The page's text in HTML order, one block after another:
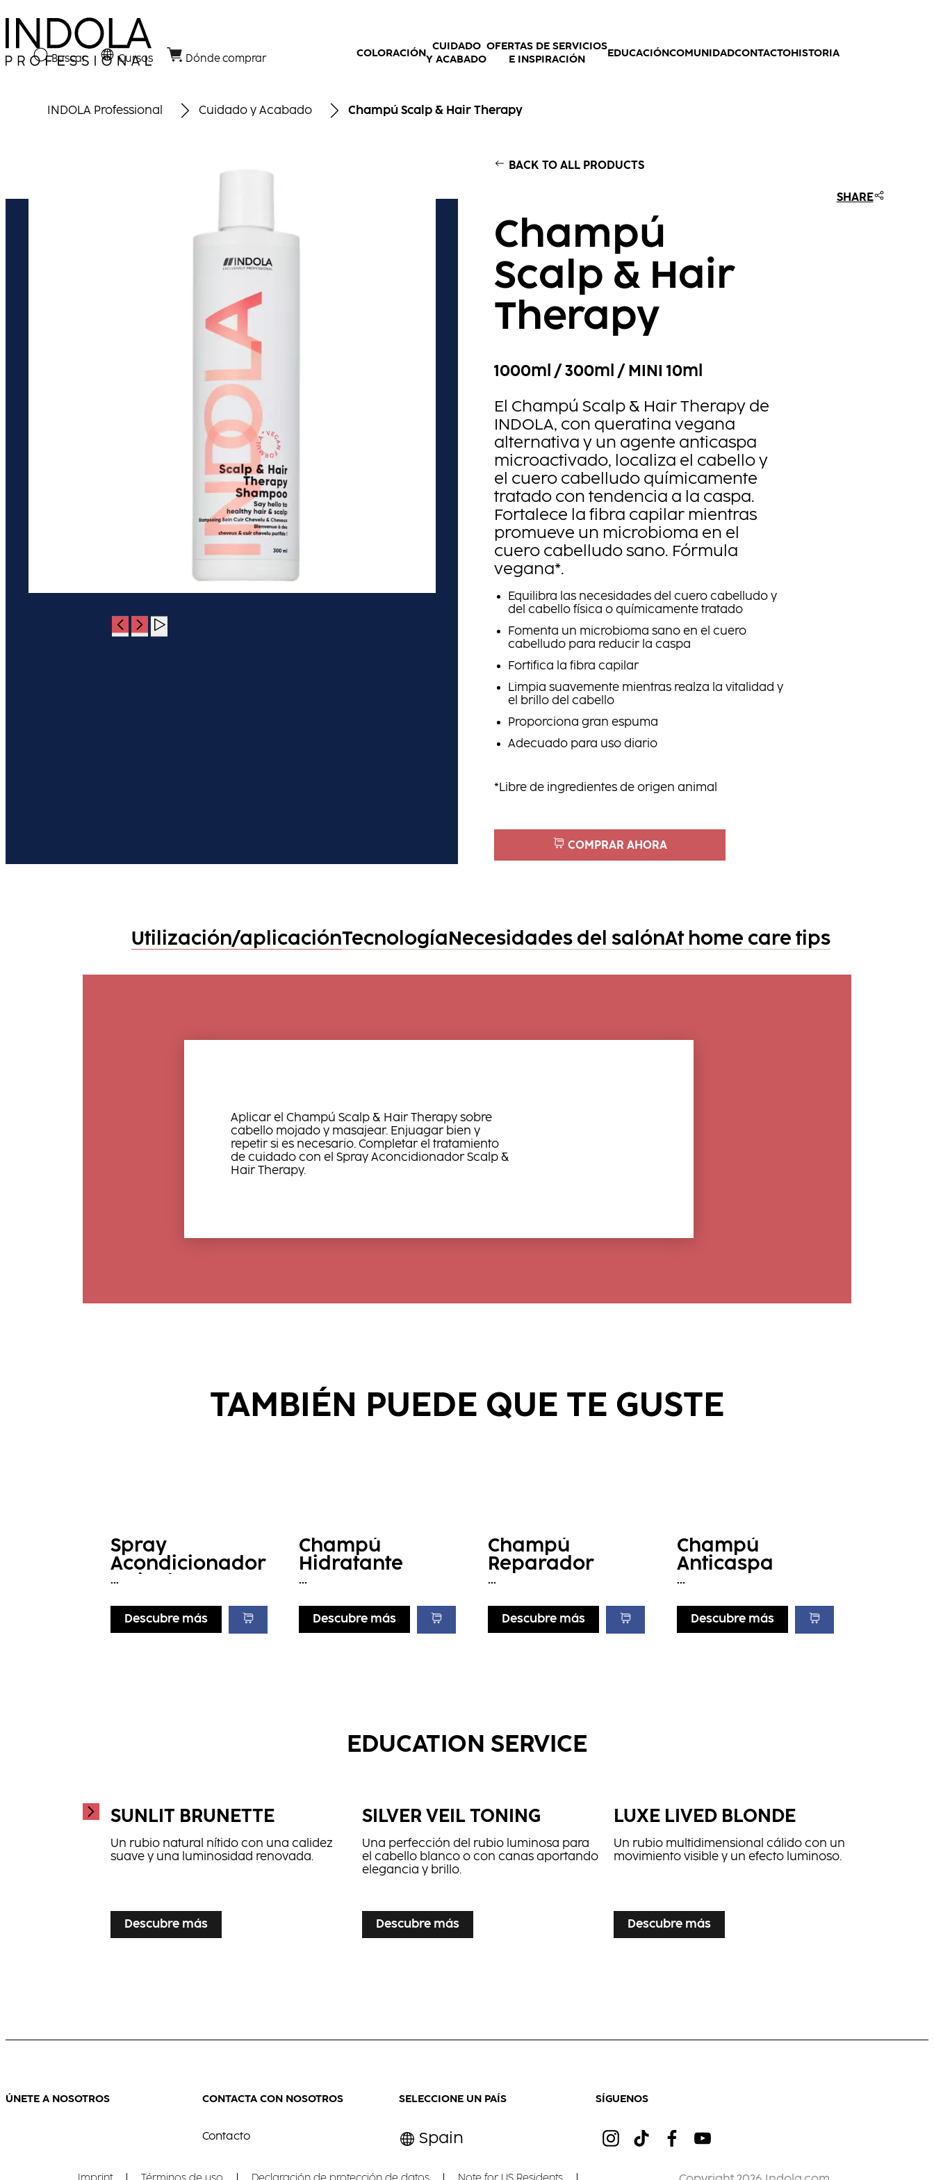
COLORACIÓN CUIDADO
Y ACABADO
OFERTAS DE SERVICIOS
E INSPIRACIÓN
EDUCACIÓNCOMUNIDADCONTACTOHISTORIA
Buscar Cursos Dónde comprar
INDOLA Professional Cuidado y Acabado Champú Scalp & Hair Therapy
BACK TO ALL PRODUCTS
Champú
Scalp & Hair
Therapy
1000ml / 300ml / MINI 10ml
SHARE
El Champú Scalp & Hair Therapy de
INDOLA, con queratina vegana
alternativa y un agente anticaspa
microactivado, localiza el cabello y
el cuero cabelludo químicamente
tratado con tendencia a la caspa.
Fortalece la fibra capilar mientras
promueve un microbioma en el
cuero cabelludo sano. Fórmula
vegana*.
Equilibra las necesidades del cuero cabelludo y
del cabello física o químicamente tratado
Fomenta un microbioma sano en el cuero
cabelludo para reducir la caspa
Fortifica la fibra capilar
Limpia suavemente mientras realza la vitalidad y
el brillo del cabello
Proporciona gran espuma
Adecuado para uso diario
*Libre de ingredientes de origen animal
COMPRAR AHORA
Utilización/aplicaciónTecnologíaNecesidades del salónAt home care tips
Aplicar el Champú Scalp & Hair Therapy sobre
cabello mojado y masajear. Enjuagar bien y
repetir si es necesario. Completar el tratamiento
de cuidado con el Spray Aconcidionador Scalp &
Hair Therapy.
TAMBIÉN PUEDE QUE TE GUSTE
Spray
Acondicionador
Hair Therapy
...
Descubre más
Champú
Hidratante
...
Descubre más
Champú
Reparador
...
Descubre más
Champú
Anticaspa
...
Descubre más
EDUCATION SERVICE
SUNLIT BRUNETTE
Un rubio natural nítido con una calidez
suave y una luminosidad renovada.
...
Descubre más
SILVER VEIL TONING
Una perfección del rubio luminosa para
el cabello blanco o con canas aportando
elegancia y brillo.
...
Descubre más
LUXE LIVED BLONDE
Un rubio multidimensional cálido con un
movimiento visible y un efecto luminoso.
...
Descubre más
ÚNETE A NOSOTROS CONTACTA CON NOSOTROS
Contacto
SELECCIONE UN PAÍS
Spain
SÍGUENOS